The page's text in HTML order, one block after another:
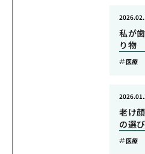
私が
り物
医療
老け
の選
医療